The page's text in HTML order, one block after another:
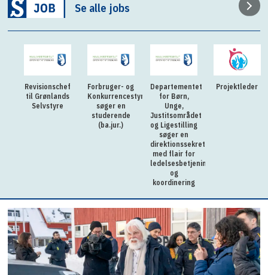
Se alle jobs
Revisionschef
til Grønlands
Selvstyre
Forbruger- og
Konkurrencestyrelsen
søger en
studerende
(ba.jur.)
Departementet
for Børn,
Unge,
Justitsområdet
og Ligestilling
søger en
direktionssekretær
med flair for
ledelsesbetjening
og
koordinering
Projektleder